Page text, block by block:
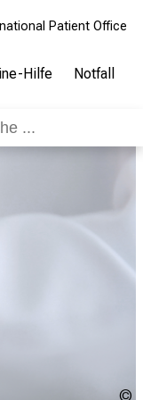
Patient Office
Hilfe Notfall